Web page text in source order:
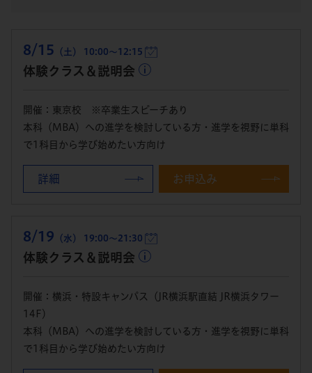
8/15 （土） 10:00～12:15
体験クラス＆説明会
開催：東京校 ※卒業生スピーチあり
本科（MBA）への進学を検討している方・進学を視野に単科
で1科目から学び始めたい方向け
詳細 お申込み
8/19 （水） 19:00～21:30
体験クラス＆説明会
開催：横浜・特設キャンパス（JR横浜駅直結 JR横浜タワー
14F）
本科（MBA）への進学を検討している方・進学を視野に単科
で1科目から学び始めたい方向け